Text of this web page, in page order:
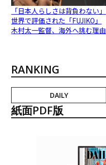
「日本人らしさは背負わない」
世界で評価された「FUJIKO」
木村太一監督、海外へ挑む理由
RANKING
DAILY
紙面PDF版